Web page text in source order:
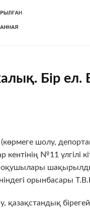
Бір ел.
(көрмеге шолу,
№11 үлгілі
оқушылары
орынбасары